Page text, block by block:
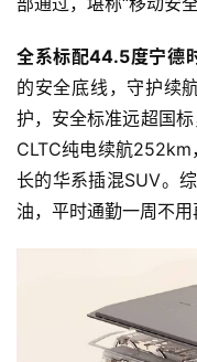
全系标配44.5度宁德
的安全底线，守护续
护，安全标准远超国标
CLTC纯电续航
长的华系插混SUV。
油，平时通勤一周不用